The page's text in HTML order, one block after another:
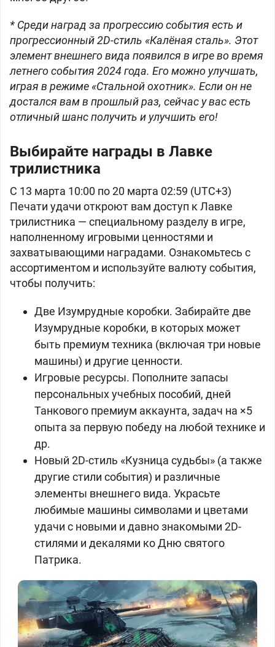
* Среди наград за прогрессию события есть и
прогрессионный 2D-стиль «Калёная сталь». Этот
элемент внешнего вида появился в игре во время
летнего события 2024 года. Его можно улучшать,
играя в режиме «Стальной охотник». Если он не
достался вам в прошлый раз, сейчас у вас есть
отличный шанс получить и улучшить его!
Выбирайте награды в Лавке
трилистника
С 13 марта 10:00 по 20 марта 02:59 (UTC+3)
Печати удачи откроют вам доступ к Лавке
трилистника — специальному разделу в игре,
наполненному игровыми ценностями и
захватывающими наградами. Ознакомьтесь с
ассортиментом и используйте валюту события,
чтобы получить:
Две Изумрудные коробки. Забирайте две
Изумрудные коробки, в которых может
быть премиум техника (включая три новые
машины) и другие ценности.
Игровые ресурсы. Пополните запасы
персональных учебных пособий, дней
Танкового премиум аккаунта, задач на ×5
опыта за первую победу на любой технике и
др.
Новый 2D-стиль «Кузница судьбы» (а также
другие стили события) и различные
элементы внешнего вида. Украсьте
любимые машины символами и цветами
удачи с новыми и давно знакомыми 2D-
стилями и декалями ко Дню святого
Патрика.